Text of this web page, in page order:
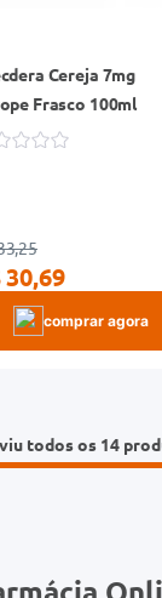
Cereja 7mg
Frasco 100ml
30,69
comprar agora
todos os 14